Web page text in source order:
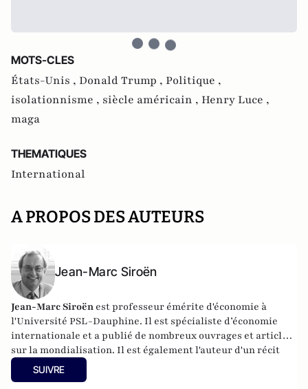
MOTS-CLES
États-Unis , Donald Trump , Politique ,
isolationnisme , siècle américain , Henry Luce ,
maga
THEMATIQUES
International
A PROPOS DES AUTEURS
Jean-Marc Siroën
Jean-Marc Siroën est professeur émérite d'économie à
l'Université PSL-Dauphine. Il est spécialiste d’économie
internationale et a publié de nombreux ouvrages et articles
sur la mondialisation. Il est également l'auteur d'un récit
romancé (en trois tomes) autour de l'économiste J.M. Keynes
: "Mr Keynes et les extravagants". Site :
SUIVRE